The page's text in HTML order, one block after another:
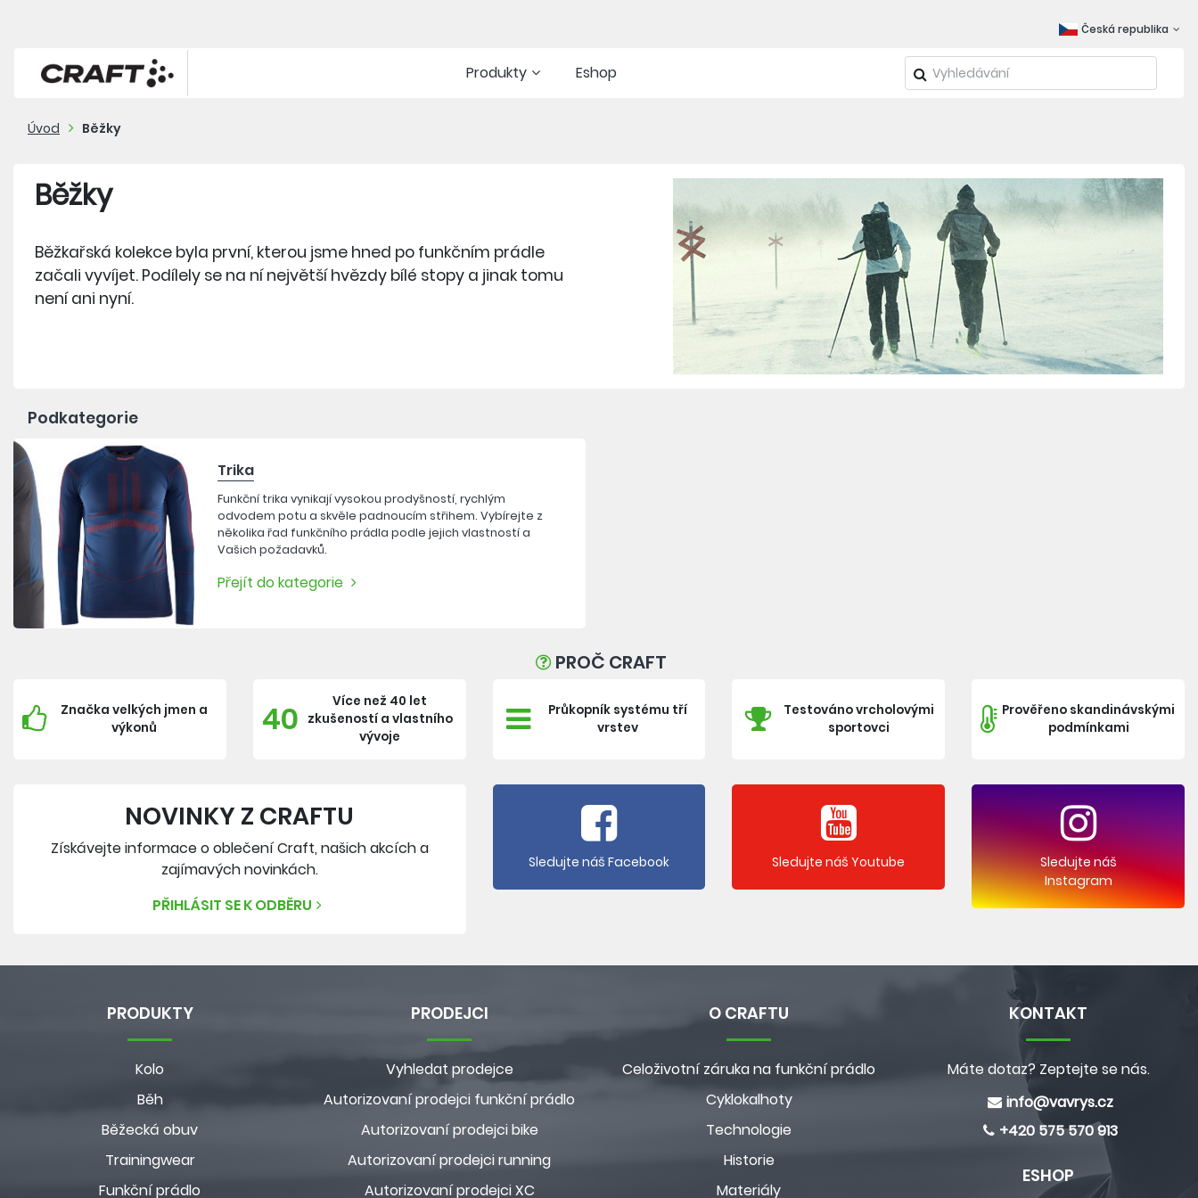
Česká republika
Produkty Eshop
Úvod Běžky
Běžky
Běžkařská kolekce byla první, kterou jsme hned po funkčním prádle
začali vyvíjet. Podílely se na ní největší hvězdy bílé stopy a jinak tomu
není ani nyní.
Podkategorie
Trika
Funkční trika vynikají vysokou prodyšností, rychlým
odvodem potu a skvěle padnoucím střihem. Vybírejte z
několika řad funkčního prádla podle jejich vlastností a
Vašich požadavků.
Přejít do kategorie
PROČ CRAFT
Značka velkých jmen a
výkonů
40
Více než 40 let
zkušeností a vlastního
vývoje
Průkopník systému tří
vrstev
Testováno vrcholovými
sportovci
Prověřeno skandinávskými
podmínkami
NOVINKY Z CRAFTU
Získávejte informace o oblečení Craft, našich akcích a
zajímavých novinkách.
PŘIHLÁSIT SE K ODBĚRU
Sledujte náš Facebook Sledujte náš Youtube
Sledujte náš
Instagram
PRODUKTY
Kolo
Běh
Běžecká obuv
Trainingwear
Funkční prádlo
PRODEJCI
Vyhledat prodejce
Autorizovaní prodejci funkční prádlo
Autorizovaní prodejci bike
Autorizovaní prodejci running
Autorizovaní prodejci XC
O CRAFTU
Celoživotní záruka na funkční prádlo
Cyklokalhoty
Technologie
Historie
Materiály
KONTAKT
Máte dotaz? Zeptejte se nás.
info@vavrys.cz
+420 575 570 913
ESHOP